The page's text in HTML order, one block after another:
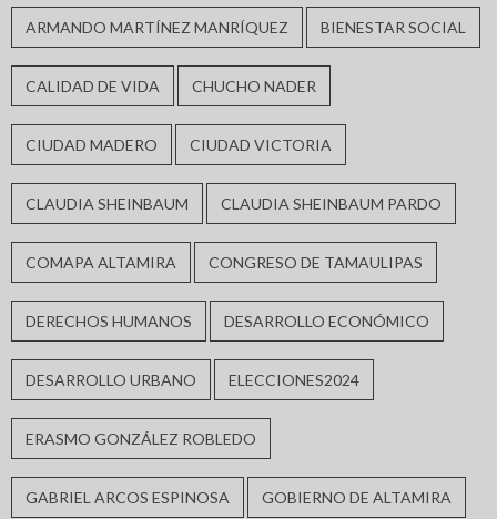
ARMANDO MARTÍNEZ MANRÍQUEZ BIENESTAR SOCIAL
CALIDAD DE VIDA CHUCHO NADER
CIUDAD MADERO CIUDAD VICTORIA
CLAUDIA SHEINBAUM CLAUDIA SHEINBAUM PARDO
COMAPA ALTAMIRA CONGRESO DE TAMAULIPAS
DERECHOS HUMANOS DESARROLLO ECONÓMICO
DESARROLLO URBANO ELECCIONES2024
ERASMO GONZÁLEZ ROBLEDO
GABRIEL ARCOS ESPINOSA GOBIERNO DE ALTAMIRA